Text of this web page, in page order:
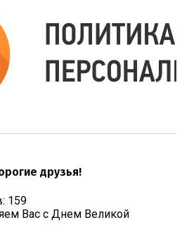
друзья!
159
Вас с Днем Великой